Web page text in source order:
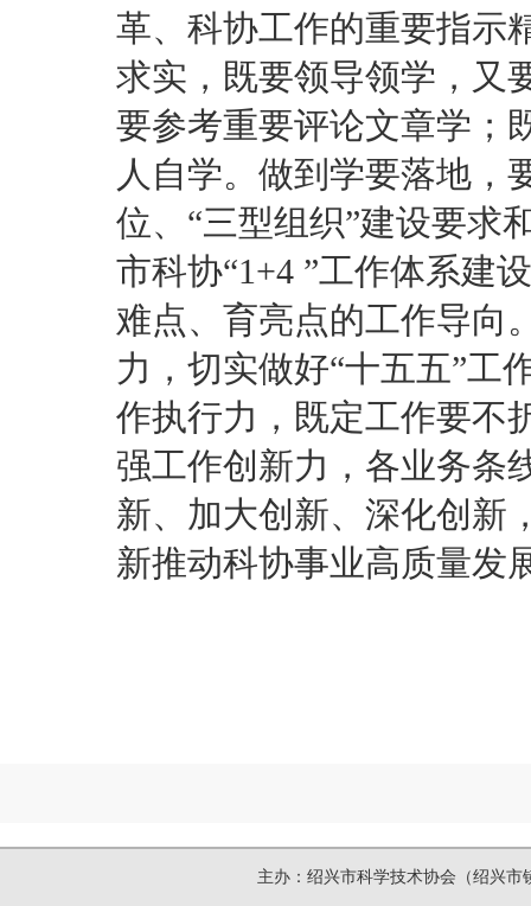
革、科协工作的重要指示
求实，既要领导领学，又
要参考重要评论文章学；
人自学。做到学要落地，
位、“三型组织”建设要求
市科协“1+4 ”工作体系建
难点、育亮点的工作导向
力，切实做好“十五五”工
作执行力，既定工作要不
强工作创新力，各业务条
新、加大创新、深化创新
新推动科协事业高质量发
主办：绍兴市科学技术协会（绍兴市